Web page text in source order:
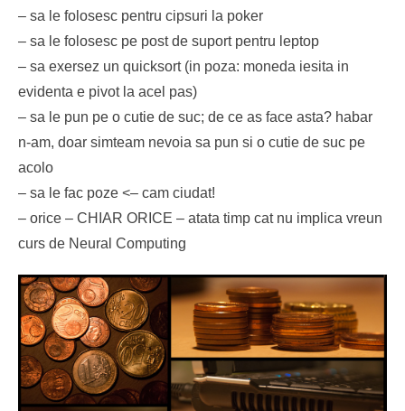
– sa le folosesc pentru cipsuri la poker
– sa le folosesc pe post de suport pentru leptop
– sa exersez un quicksort (in poza: moneda iesita in
evidenta e pivot la acel pas)
– sa le pun pe o cutie de suc; de ce as face asta? habar
n-am, doar simteam nevoia sa pun si o cutie de suc pe
acolo
– sa le fac poze <– cam ciudat!
– orice – CHIAR ORICE – atata timp cat nu implica vreun
curs de Neural Computing